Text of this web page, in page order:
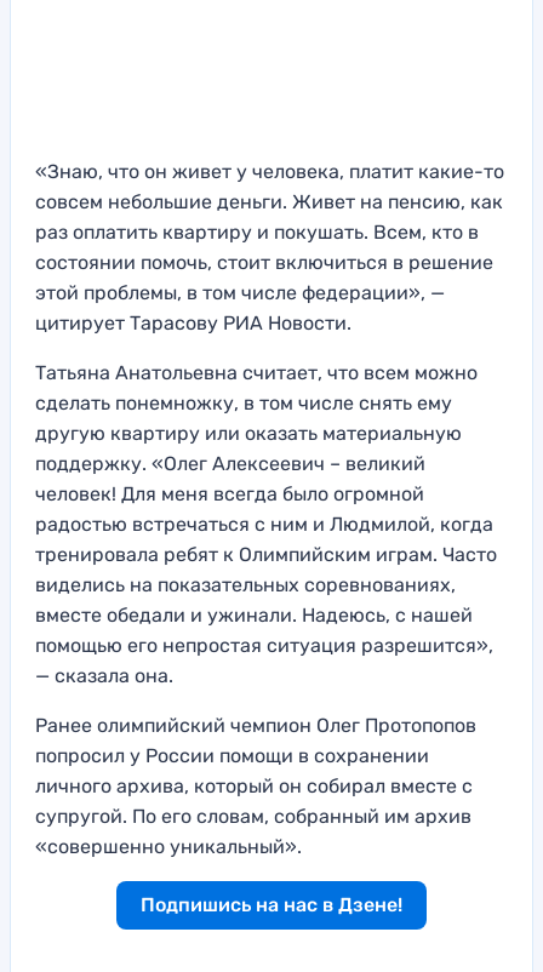
«Знаю, что он живет у человека, платит какие-то
совсем небольшие деньги. Живет на пенсию, как
раз оплатить квартиру и покушать. Всем, кто в
состоянии помочь, стоит включиться в решение
этой проблемы, в том числе федерации», —
цитирует Тарасову РИА Новости.
Татьяна Анатольевна считает, что всем можно
сделать понемножку, в том числе снять ему
другую квартиру или оказать материальную
поддержку. «Олег Алексеевич – великий
человек! Для меня всегда было огромной
радостью встречаться с ним и Людмилой, когда
тренировала ребят к Олимпийским играм. Часто
виделись на показательных соревнованиях,
вместе обедали и ужинали. Надеюсь, с нашей
помощью его непростая ситуация разрешится»,
— сказала она.
Ранее олимпийский чемпион Олег Протопопов
попросил у России помощи в сохранении
личного архива, который он собирал вместе с
супругой. По его словам, собранный им архив
«совершенно уникальный».
Подпишись на нас в Дзене!